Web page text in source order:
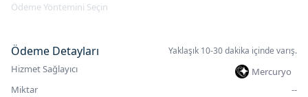
Ödeme Yöntemini Seçin
Ödeme Detayları Yaklaşık 10-30 dakika içinde varış.
Hizmet Sağlayıcı
Mercuryo
Miktar
--